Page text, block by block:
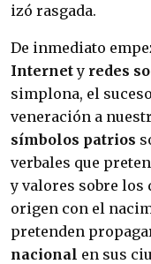
izó rasgada.
De inmediato
Internety redes
simplona, el
veneración a
símbolos patrios
verbales que
y valores sobre los
origen con el
pretenden
nacional en sus